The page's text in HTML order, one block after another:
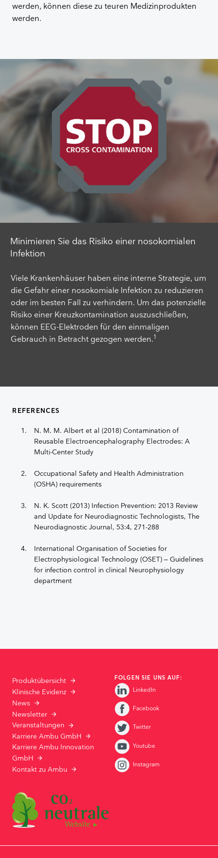
werden, können diese zu teuren Medizinprodukten
werden.
Minimieren Sie das Risiko einer nosokomialen
Infektion
Viele Krankenhäuser haben eine interne Strategie, um
die Gefahr einer nosokomiale Infektion zu reduzieren
oder im besten Fall zu verhindern. Um das potenzielle
Risiko einer Kreuzkontamination auszuschließen,
können EEG-Elektroden für den einmaligen
Gebrauch in Betracht gezogen werden.1
REFERENCES
N. M. M. Albert et al (2018) Contamination of
Reusable Electroencephalography Electrodes: A
Multi-Center Study
Occupational Safety and Health Administration
(OSHA) requirements
N. K. Scott (2013) Infection Prevention: 2013 Review
and Update for Neurodiagnostic Technologists, The
Neurodiagnostic Journal, 53:4, 271-288
International Organisation of Societies for
Electrophysiological Technology (OSET) – Guidelines
for infection control in clinical Neurophysiology
department
Produktübersicht
Klinische Evidenz
News
Newsletter
Veranstaltungen
Karriere Ambu GmbH
Karriere Ambu Innovation
GmbH
Kontakt zu Ambu
FOLGEN SIE UNS AUF:
LinkedIn
Facebook
Twitter
Youtube
Instagram